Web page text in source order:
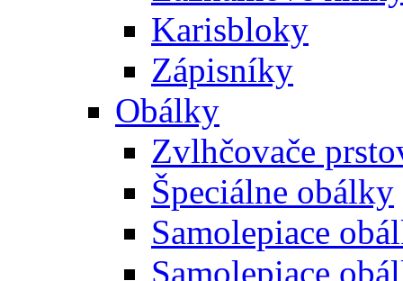
Karisbloky
Zápisníky
Obálky
Zvlhčovače
Špeciálne obálky
Samolepiace
Samolepiace